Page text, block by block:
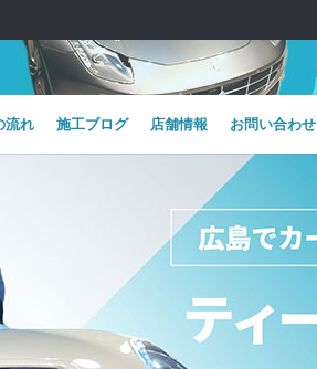
流れ 施工ブログ 店舗情報 お問い合わせ